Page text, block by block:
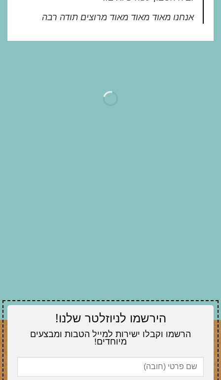
אנחנו מאוד מאוד מאוד מרוצים תודה רבה
הירשמו לניוזלטר שלנו!
הרשמו וקבלו ישירות למייל הטבות ומבצעים
מיוחדים!